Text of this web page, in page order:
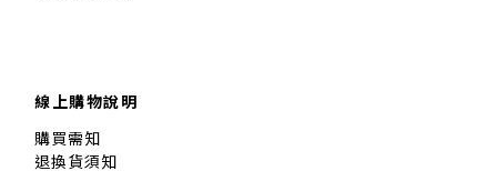
線上購物說明
購買需知
退換貨須知